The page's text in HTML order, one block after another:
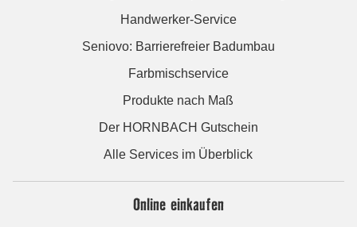
Handwerker-Service
Seniovo: Barrierefreier Badumbau
Farbmischservice
Produkte nach Maß
Der HORNBACH Gutschein
Alle Services im Überblick
Online einkaufen